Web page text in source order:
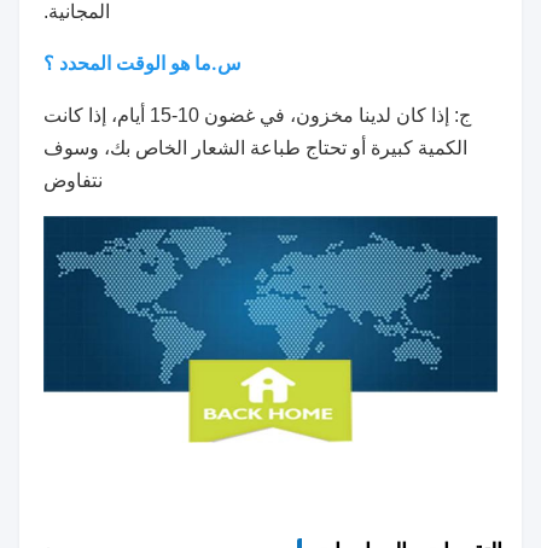
المجانية.
س.ما هو الوقت المحدد ؟
ج: إذا كان لدينا مخزون، في غضون 10-15 أيام، إذا كانت
الكمية كبيرة أو تحتاج طباعة الشعار الخاص بك، وسوف
نتفاوض